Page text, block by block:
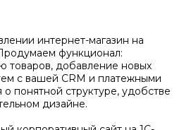
интернет-магазин на
функционал:
товаров, добавление новых
с вашей CRM и платежными
понятной структуре, удобстве
дизайне.